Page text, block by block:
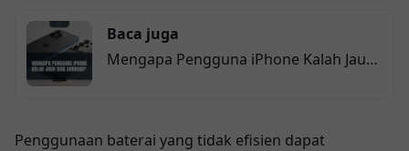
Baca juga
Mengapa Pengguna iPhone Kalah Jauh
Penggunaan baterai yang tidak efisien dapat